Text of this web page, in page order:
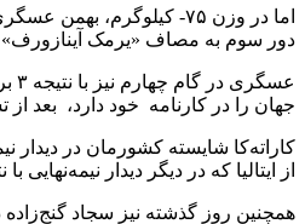
دور سوم به مصاف «یرمک آینازورف» دارنده نشان طلای
جهان را در کارنامه خود دارد، بعد
از ایتالیا که در دیگر دیدار نیمه‌نهایی با نتیجه ۲ بر یک از سد «رافائل آقایف» دارنده ۵ نشان طلای مسابقات جهانی از آذربایجان